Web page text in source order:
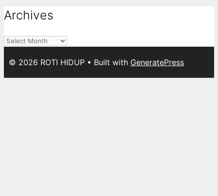
Archives
Archives
© 2026 ROTI HIDUP • Built with GeneratePress